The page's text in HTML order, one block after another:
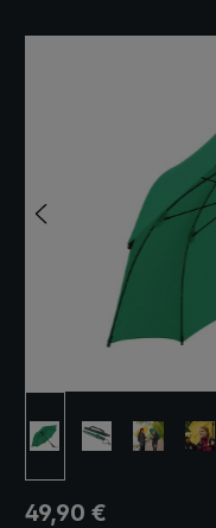
Regulärer Preis:
49,90 €